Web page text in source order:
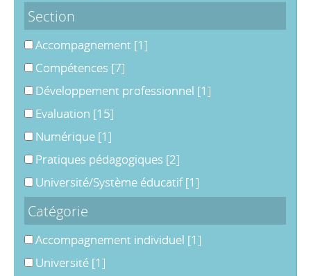
Section
Accompagnement [1]
Compétences [7]
Développement professionnel [1]
Evaluation [15]
Numérique [1]
Pratiques pédagogiques [2]
Université/Système éducatif[1]
Catégorie
Accompagnement individuel [1]
Université [1]